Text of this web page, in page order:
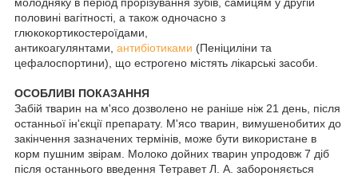
половині вагітності, а також одночасно з
глюкокортикостероїдами,
антикоагулянтами, антибіотиками (Пеніциліни та
цефалоспортини), що естрогено містять лікарські засоби.
ОСОБЛИВІ ПОКАЗАННЯ
Забій тварин на м'ясо дозволено не раніше ніж 21 день, після
останньої ін'єкції препарату. М'ясо тварин, вимушенобитих до
закінчення зазначених термінів, може бути використане в
корм пушним звірам. Молоко дойних тварин упродовж 7 діб
після останнього введення Тетравет Л. А. забороняється